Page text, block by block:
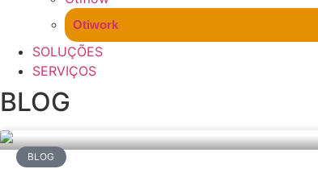
Otiwork
SOLUÇÕES
SERVIÇOS
BLOG
BLOG